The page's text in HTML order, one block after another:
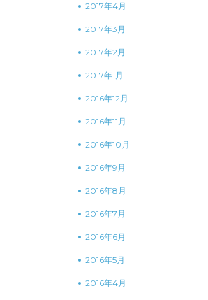
2017年4月
2017年3月
2017年2月
2017年1月
2016年12月
2016年11月
2016年10月
2016年9月
2016年8月
2016年7月
2016年6月
2016年5月
2016年4月